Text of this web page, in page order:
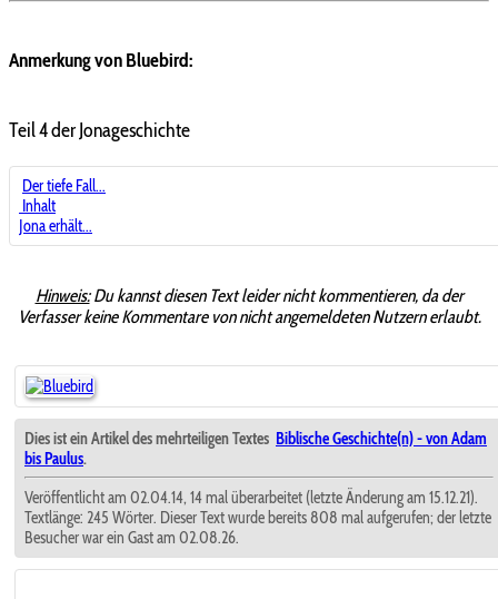
Anmerkung von Bluebird:
Teil 4 der Jonageschichte
Der tiefe Fall...
Inhalt
Jona erhält...
Hinweis:Du kannst diesen Text leider nicht kommentieren, da der
Verfasser keine Kommentare von nicht angemeldeten Nutzern erlaubt.
Dies ist ein Artikel des mehrteiligen Textes Biblische Geschichte(n) - von Adam
bis Paulus.
Veröffentlicht am 02.04.14, 14 mal überarbeitet (letzte Änderung am 15.12.21).
Textlänge: 245 Wörter. Dieser Text wurde bereits 808 mal aufgerufen; der letzte
Besucher war ein Gast am 02.08.26.